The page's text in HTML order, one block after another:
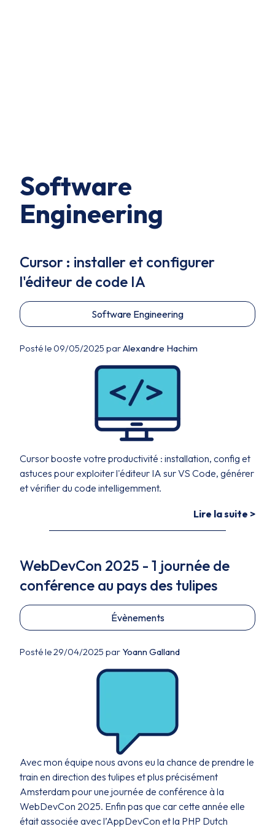
Software
Engineering
Cursor : installer et configurer
l'éditeur de code IA
Software Engineering
Posté le 09/05/2025 parAlexandre Hachim
Cursor booste votre productivité : installation, config et
astuces pour exploiter l'éditeur IA sur VS Code, générer
et vérifier du code intelligemment.
Lire la suite >
WebDevCon 2025 - 1 journée de
conférence au pays des tulipes
Évènements
Posté le 29/04/2025 par Yoann Galland
Avec mon équipe nous avons eu la chance de prendre le
train en direction des tulipes et plus précisément
Amsterdam pour une journée de conférence à la
WebDevCon 2025. Enfin pas que car cette année elle
était associée avec l’AppDevCon et la PHP Dutch